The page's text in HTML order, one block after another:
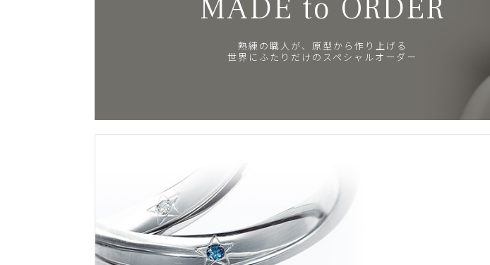
MADE to ORDER
熟練の職人が、原型から作り上げる
世界にふたりだけのスペシャルオーダー